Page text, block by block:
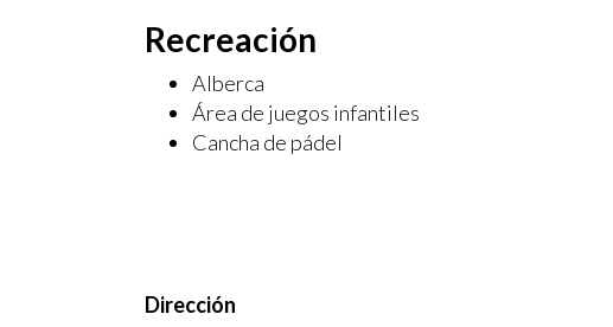
Recreación
Alberca
Área de juegos infantiles
Cancha de pádel
Dirección